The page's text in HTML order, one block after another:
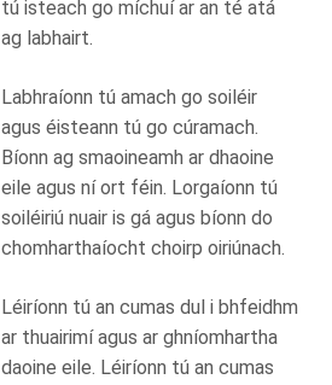
tú isteach go míchuí ar an té atá
ag labhairt.
Labhraíonn tú amach go soiléir
agus éisteann tú go cúramach.
Bíonn ag smaoineamh ar dhaoine
eile agus ní ort féin. Lorgaíonn tú
soiléiriú nuair is gá agus bíonn do
chomharthaíocht choirp oiriúnach.
Léiríonn tú an cumas dul i bhfeidhm
ar thuairimí agus ar ghníomhartha
daoine eile. Léiríonn tú an cumas